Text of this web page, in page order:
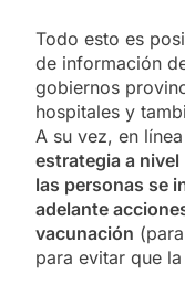
Todo esto es
de información
gobiernos
hospitales y
A su vez, en
estrategia a
las personas se
adelante
vacunación
para evitar que